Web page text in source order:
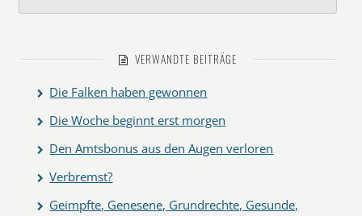
VERWANDTE BEITRÄGE
Die Falken haben gewonnen
Die Woche beginnt erst morgen
Den Amtsbonus aus den Augen verloren
Verbremst?
Geimpfte, Genesene, Grundrechte, Gesunde,